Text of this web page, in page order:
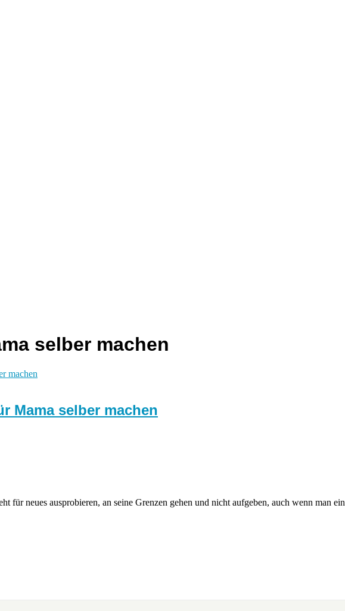
selber machen
Mama selber machen
für neues ausprobieren, an seine Grenzen gehen und nicht aufgeben, auch wenn man